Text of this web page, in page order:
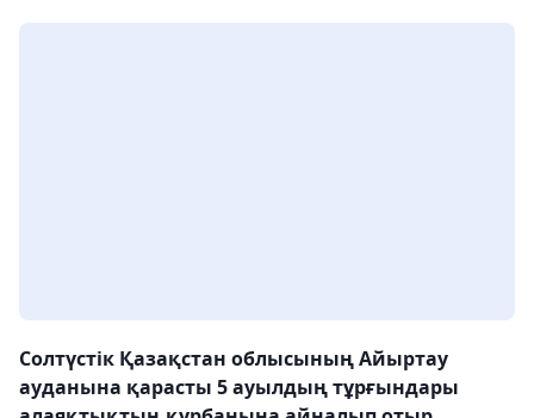
Солтүстік Қазақстан облысының Айыртау
ауданына қарасты 5 ауылдың тұрғындары